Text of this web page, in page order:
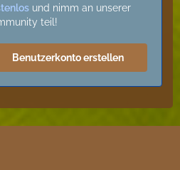
und nimm an unserer
teil!
Benutzerkonto erstellen